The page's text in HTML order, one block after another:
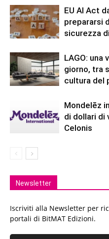
EU AI Act
prepararsi
sicurezza
LAGO: una
giorno, tra
cultura del
Mondelēz
di dollari di
Celonis
Newsletter
Iscriviti alla Newsletter per
portali di BitMAT Edizioni.